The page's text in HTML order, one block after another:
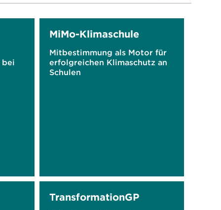
bei
MiMo-Klimaschule
Mitbestimmung als Motor für
erfolgreichen Klimaschutz an
Schulen
TransformationGP